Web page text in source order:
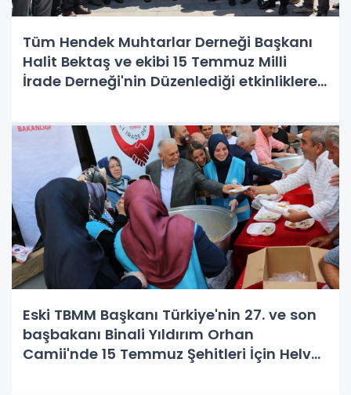
Tüm Hendek Muhtarlar Derneği Başkanı
Halit Bektaş ve ekibi 15 Temmuz Milli
İrade Derneği'nin Düzenlediği etkinliklere
Eski TBMM Başkanı Türkiye'nin 27. ve son
başbakanı Binali Yıldırım Orhan
Camii'nde 15 Temmuz Şehitleri İçin Helva